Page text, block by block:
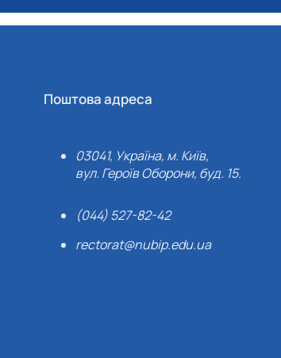
Поштова адреса
03041, Україна, м. Київ,
вул. Героїв Оборони, буд. 15.
(044) 527-82-42
rectorat@nubip.edu.ua